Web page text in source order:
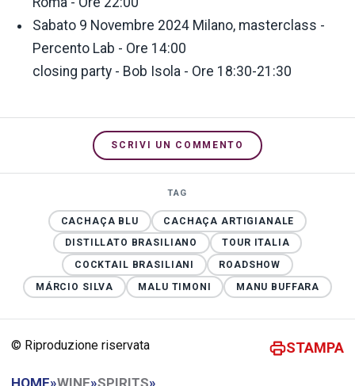
Sabato 9 Novembre 2024 Milano, masterclass -
Percento Lab - Ore 14:00
closing party - Bob Isola - Ore 18:30-21:30
SCRIVI UN COMMENTO
TAG
CACHAÇA BLU
CACHAÇA ARTIGIANALE
DISTILLATO BRASILIANO
TOUR ITALIA
COCKTAIL BRASILIANI
ROADSHOW
MÁRCIO SILVA
MALU TIMONI MANU BUFFARA
© Riproduzione riservata STAMPA
HOME»WINE»SPIRITS»